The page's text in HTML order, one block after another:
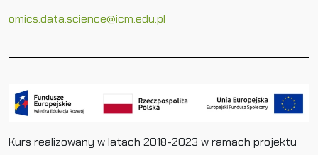
omics.data.science@icm.edu.pl
Kurs realizowany w latach 2018-2023 w ramach projektu